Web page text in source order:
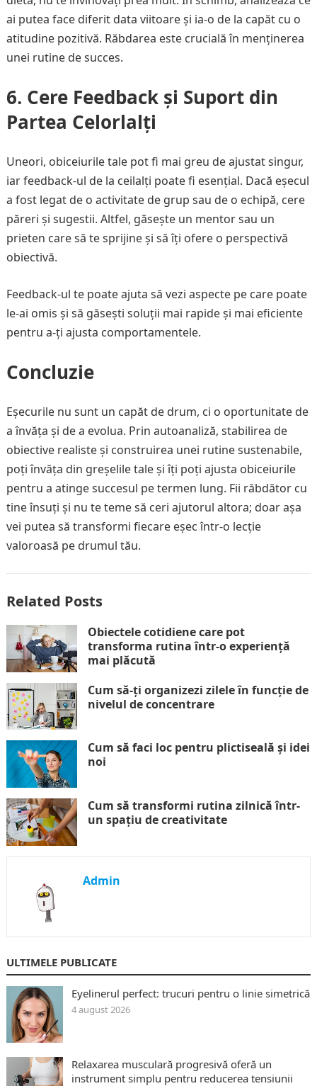
ai putea face diferit data viitoare și ia-o de la capăt cu o
atitudine pozitivă. Răbdarea este crucială în menținerea
unei rutine de succes.
6. Cere Feedback și Suport din
Partea Celorlalți
Uneori, obiceiurile tale pot fi mai greu de ajustat singur,
iar feedback-ul de la ceilalți poate fi esențial. Dacă eșecul
a fost legat de o activitate de grup sau de o echipă, cere
păreri și sugestii. Altfel, găsește un mentor sau un
prieten care să te sprijine și să îți ofere o perspectivă
obiectivă.
Feedback-ul te poate ajuta să vezi aspecte pe care poate
le-ai omis și să găsești soluții mai rapide și mai eficiente
pentru a-ți ajusta comportamentele.
Concluzie
Eșecurile nu sunt un capăt de drum, ci o oportunitate de
a învăța și de a evolua. Prin autoanaliză, stabilirea de
obiective realiste și construirea unei rutine sustenabile,
poți învăța din greșelile tale și îți poți ajusta obiceiurile
pentru a atinge succesul pe termen lung. Fii răbdător cu
tine însuți și nu te teme să ceri ajutorul altora; doar așa
vei putea să transformi fiecare eșec într-o lecție
valoroasă pe drumul tău.
Related Posts
Obiectele cotidiene care pot
transforma rutina într-o experiență
mai plăcută
Cum să-ți organizezi zilele în funcție de
nivelul de concentrare
Cum să faci loc pentru plictiseală și idei
noi
Cum să transformi rutina zilnică într-
un spațiu de creativitate
Admin
ULTIMELE PUBLICATE
Eyelinerul perfect: trucuri pentru o linie simetrică
4 august 2026
Relaxarea musculară progresivă oferă un
instrument simplu pentru reducerea tensiunii